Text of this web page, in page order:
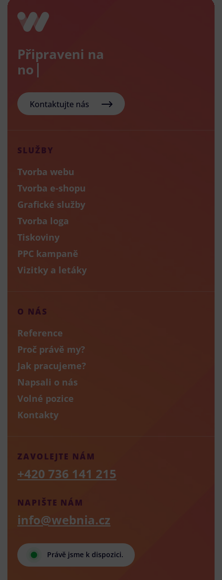
Připraveni na
nový e-s
Kontaktujte nás
SLUŽBY
Tvorba webu
Tvorba e-shopu
Grafické služby
Tvorba loga
Tiskoviny
PPC kampaně
Vizitky a letáky
O NÁS
Reference
Proč právě my?
Jak pracujeme?
Napsali o nás
Volné pozice
Kontakty
Právě jsme k dispozici.
NAPIŠTE NÁM
info@webnia.cz
ZAVOLEJTE NÁM
+420 736 141 215